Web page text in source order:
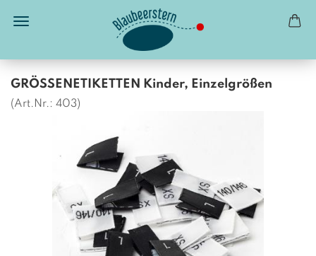
GRÖSSENETIKETTEN Kinder, Einzelgrößen
(Art.Nr.: 403)